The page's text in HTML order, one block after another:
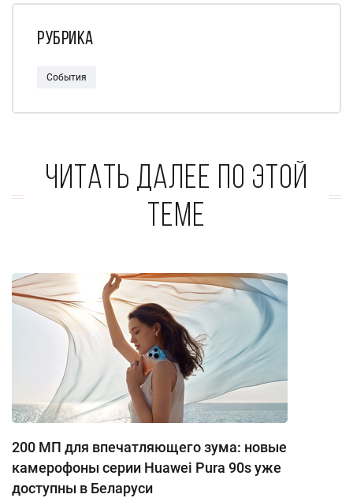
Рубрика
События
Читать далее по этой
теме
200 МП для впечатляющего зума: новые
камерофоны серии Huawei Pura 90s уже
доступны в Беларуси